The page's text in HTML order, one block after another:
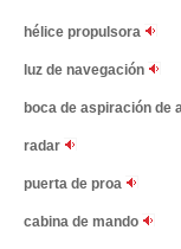
hélice propulsora
luz de navegación
boca de aspiración de
radar
puerta de proa
cabina de mando